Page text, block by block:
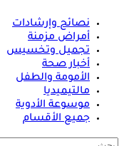
نصائح وإرشادات
أمراض مزمنة
تجميل وتخسيس
أخبار صحة
الأمومة والطفل
مالتيميديا
موسوعة الأدوية
جميع الأقسام